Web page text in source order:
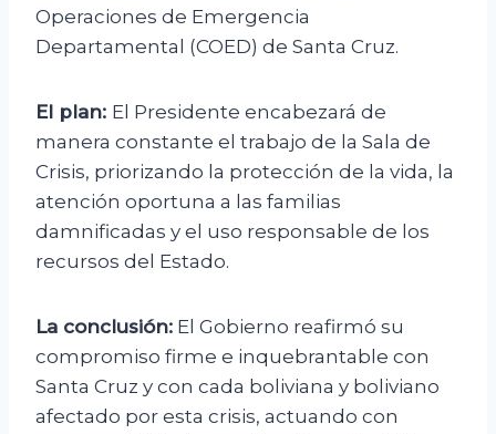
Operaciones de Emergencia
Departamental (COED) de Santa Cruz.
El plan: El Presidente encabezará de
manera constante el trabajo de la Sala de
Crisis, priorizando la protección de la vida, la
atención oportuna a las familias
damnificadas y el uso responsable de los
recursos del Estado.
La conclusión: El Gobierno reafirmó su
compromiso firme e inquebrantable con
Santa Cruz y con cada boliviana y boliviano
afectado por esta crisis, actuando con